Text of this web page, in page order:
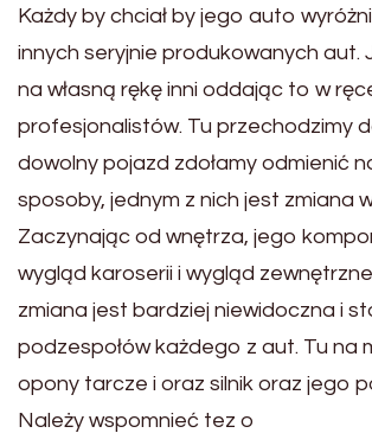
Każdy by chciał by jego auto
innych seryjnie produkowanych aut.
na własną rękę inni oddając to w
profesjonalistów. Tu przechodzimy
dowolny pojazd zdołamy odmienić
sposoby, jednym z nich jest zmiana
Zaczynając od wnętrza, jego
wygląd karoserii i wygląd
zmiana jest bardziej niewidoczna i
podzespołów każdego z aut. Tu na
opony tarcze i oraz silnik oraz jego
Należy wspomnieć tez o